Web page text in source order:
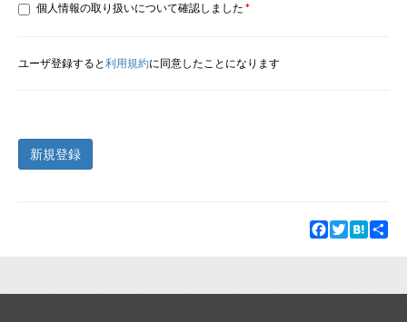
個人情報の取り扱いについて確認しました
ユーザ登録すると利用規約に同意したことになります
新規登録
Facebook
TwitterHatena